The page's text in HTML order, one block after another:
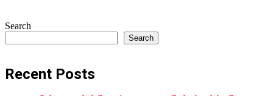
Search
Search
Recent Posts